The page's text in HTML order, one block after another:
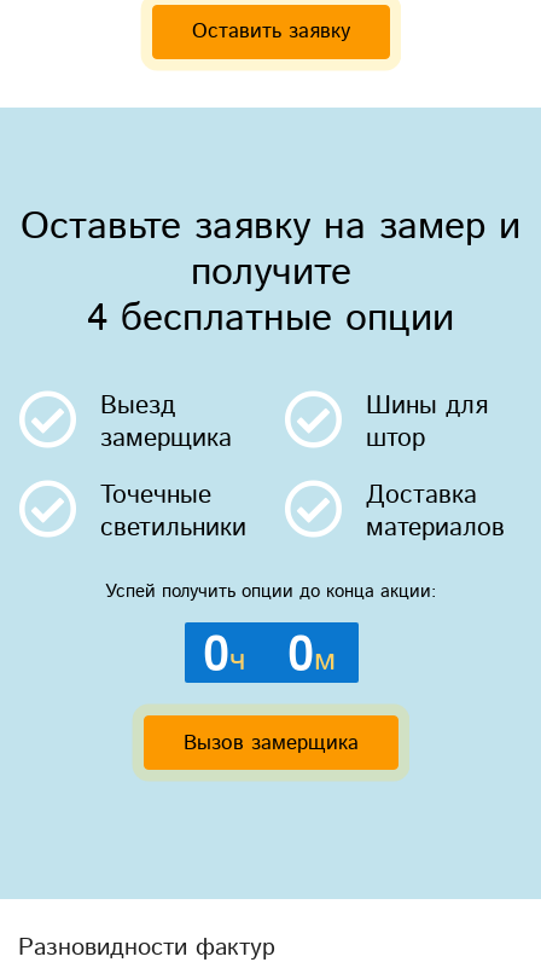
Оставить заявку
Оставьте заявку на замер и
получите
4 бесплатные опции
Выезд
замерщика
Шины для
штор
Точечные
светильники
Доставка
материалов
Успей получить опции до конца акции:
0ч 0м
Вызов замерщика
Разновидности фактур